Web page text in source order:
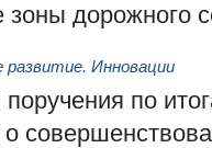
дорожного
развитие. Инновации
по
о